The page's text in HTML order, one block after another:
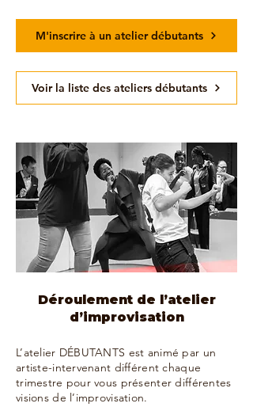
M'inscrire à un atelier débutants
Voir la liste des ateliers débutants
Déroulement de l’atelier
d’improvisation
L’atelier DÉBUTANTS est animé par un
artiste-intervenant différent chaque
trimestre pour vous présenter différentes
visions de l’improvisation.